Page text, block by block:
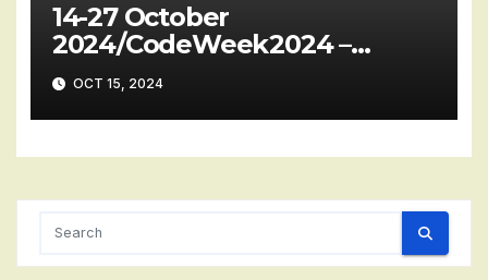
14-27 October
2024/CodeWeek2024 –
Codeweek 4 all: cw24-r9228
OCT 15, 2024